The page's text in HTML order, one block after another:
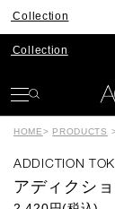
HOME> PRODUCTS
ADDICTION
アディクシ